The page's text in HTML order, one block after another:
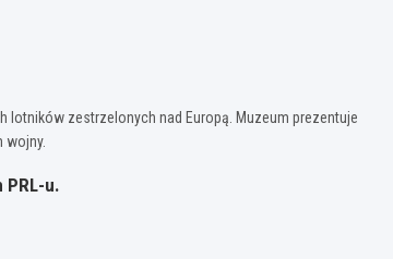
lotników zestrzelonych nad Europą. Muzeum prezentuje
wojny.
PRL-u.